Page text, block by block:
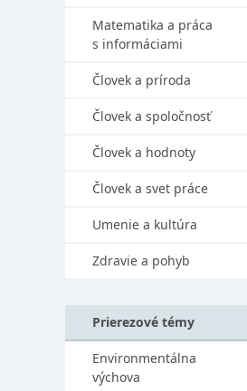
Matematika a práca
s informáciami
Človek a príroda
Človek a spoločnosť
Človek a hodnoty
Človek a svet práce
Umenie a kultúra
Zdravie a pohyb
Prierezové témy
Environmentálna
výchova